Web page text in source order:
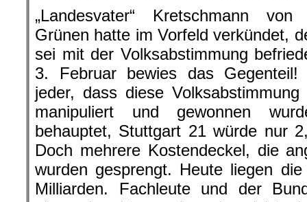
„Landesvater“ Kretschmann von
Grünen hatte im Vorfeld verkündet,
sei mit der Volksabstimmung
3. Februar bewies das
jeder, dass diese
manipuliert und gewonnen
behauptet, Stuttgart 21 würde nur
Doch mehrere Kostendeckel, die
wurden gesprengt. Heute liegen
Milliarden. Fachleute und der